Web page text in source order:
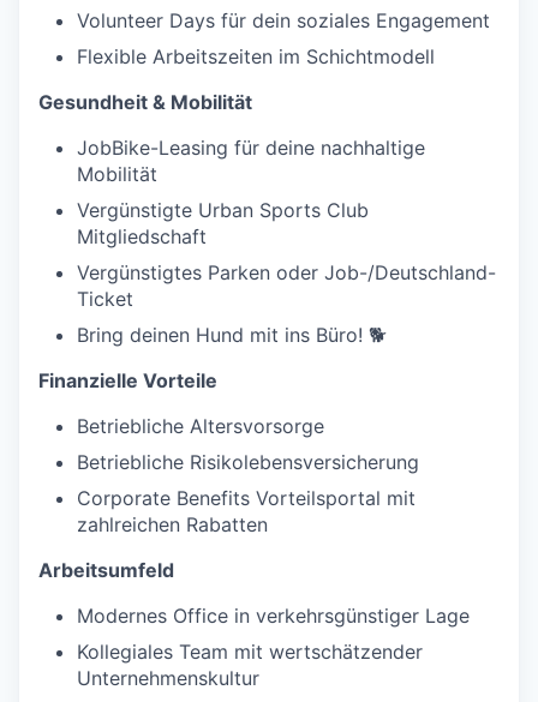
Volunteer Days für dein soziales Engagement
Flexible Arbeitszeiten im Schichtmodell
Gesundheit & Mobilität
JobBike-Leasing für deine nachhaltige
Mobilität
Vergünstigte Urban Sports Club
Mitgliedschaft
Vergünstigtes Parken oder Job-/Deutschland-
Ticket
Bring deinen Hund mit ins Büro! 🐕
Finanzielle Vorteile
Betriebliche Altersvorsorge
Betriebliche Risikolebensversicherung
Corporate Benefits Vorteilsportal mit
zahlreichen Rabatten
Arbeitsumfeld
Modernes Office in verkehrsgünstiger Lage
Kollegiales Team mit wertschätzender
Unternehmenskultur